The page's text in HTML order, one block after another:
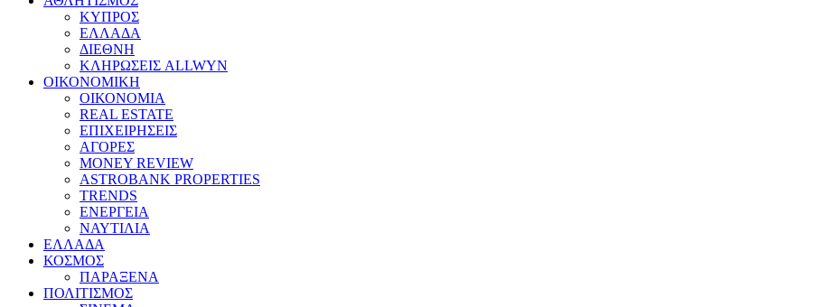
ΚΥΠΡΟΣ
ΕΛΛΑΔΑ
ΔΙΕΘΝΗ
ΚΛΗΡΩΣΕΙΣ ALLWYN
ΟΙΚΟΝΟΜΙΚΗ
ΟΙΚΟΝΟΜΙΑ
REAL ESTATE
ΕΠΙΧΕΙΡΗΣΕΙΣ
ΑΓΟΡΕΣ
MONEY REVIEW
ASTROBANK PROPERTIES
TRENDS
ΕΝΕΡΓΕΙΑ
ΝΑΥΤΙΛΙΑ
ΕΛΛΑΔΑ
ΚΟΣΜΟΣ
ΠΑΡΑΞΕΝΑ
ΠΟΛΙΤΙΣΜΟΣ